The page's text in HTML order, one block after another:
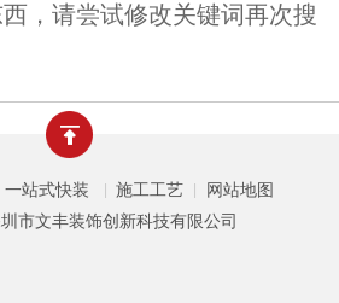
，请尝试修改关键词再次搜
一站式快装 | 施工工艺 |
网站地图
市文丰装饰创新科技有限公司